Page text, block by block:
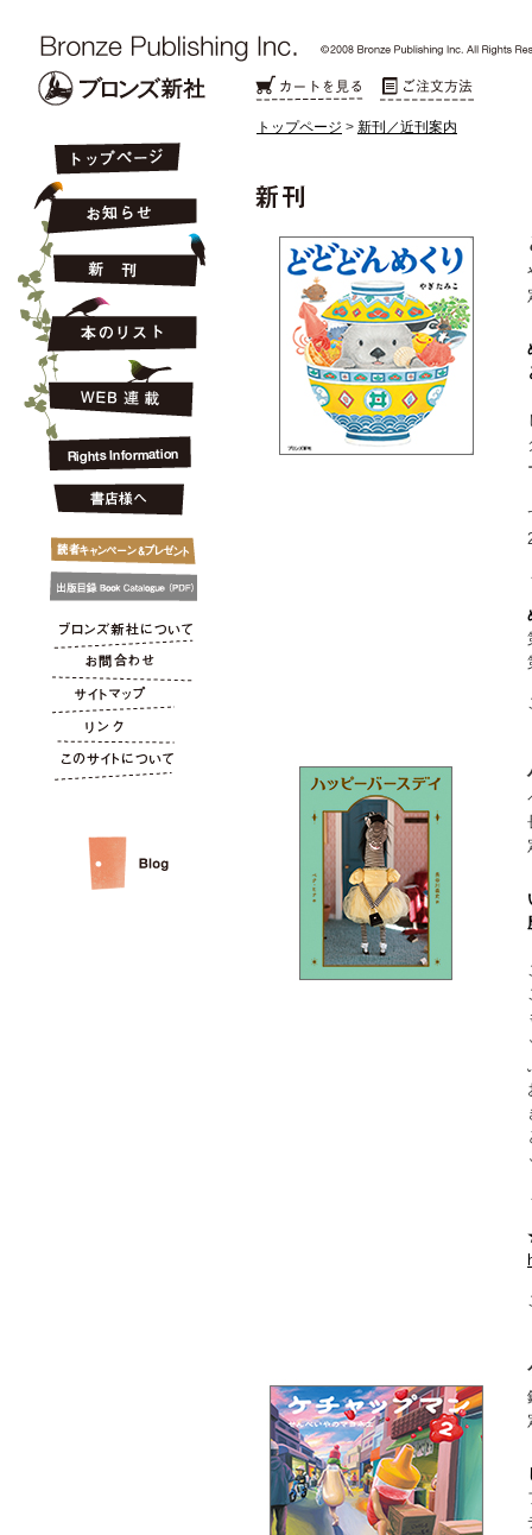
トップページ > 新刊／近刊案内